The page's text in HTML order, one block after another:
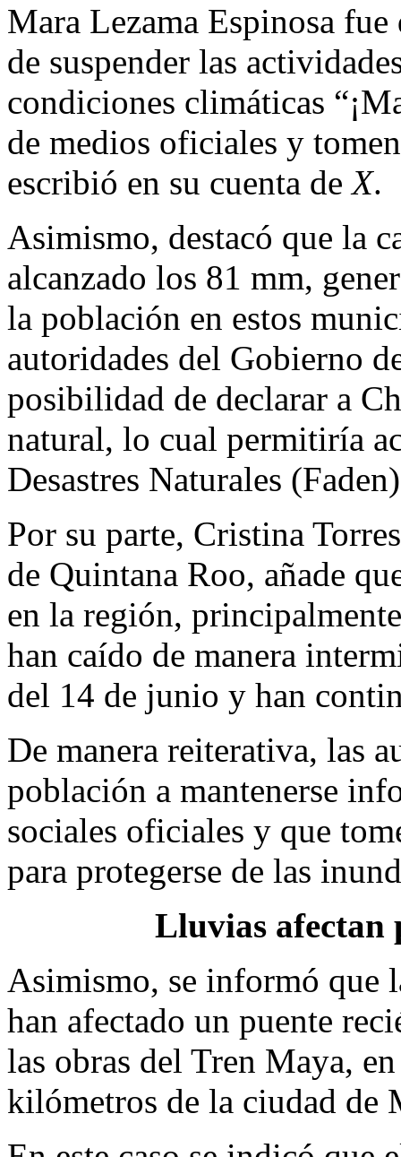
Mara Lezama Espinosa
de suspender las
condiciones climáticas
de medios oficiales y
escribió en su cuenta deX.
Asimismo, destacó que la
alcanzado los 81 mm,
la población en estos
autoridades del Gobierno
posibilidad de declarar a
natural, lo cual permitiría
Desastres Naturales
Por su parte, Cristina
de Quintana Roo, añade
en la región,
han caído de manera
del 14 de junio y han
De manera reiterativa, las
población a mantenerse
sociales oficiales y que
para protegerse de las
Lluvias afectan
Asimismo, se informó que
han afectado un puente
las obras del Tren Maya,
kilómetros de la ciudad de